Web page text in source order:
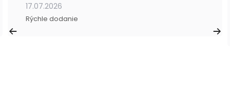
17.07.2026
Rýchle dodanie